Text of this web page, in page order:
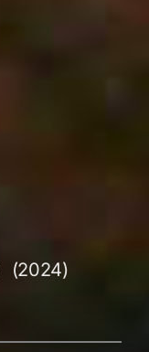
(2024)